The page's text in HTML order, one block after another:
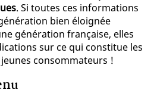
. Si toutes ces informations
bien éloignée
génération française, elles
sur ce qui constitue les
consommateurs !